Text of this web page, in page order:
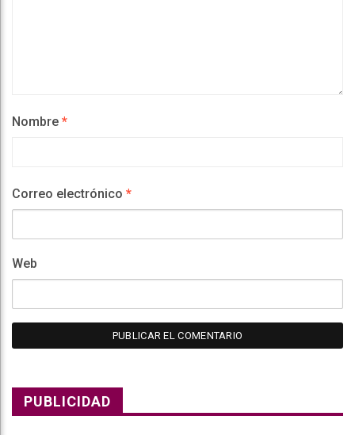
Nombre *
Correo electrónico *
Web
PUBLICIDAD